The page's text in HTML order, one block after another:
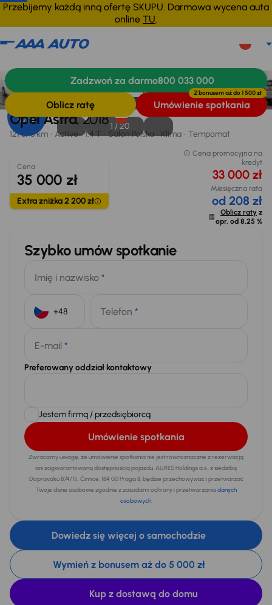
Przebijemy każdą inną ofertę SKUPU. Darmowa wycena auta
online TU.
Extra zniżka 2 200 zł
8,25 %
1 /20
Opel Astra, 2018
121 878 km Active 1.4 T Salon Polska Klima Tempomat
Cena
35 000 zł
Extra zniżka 2 200 zł
Cena promocyjna na
kredyt
33 000 zł
Miesięczna rata
od 208 zł
Oblicz raty z
opr. od 8,25 %
Szybko umów spotkanie
Imię i nazwisko *
Telefon *
E-mail *
Preferowany oddział kontaktowy
Jestem firmą / przedsiębiorcą
Umówienie spotkania
Zwracamy uwagę, że umówienie spotkania nie jest równoznaczne z rezerwacją
ani zagwarantowaną dostępnością pojazdu. AURES Holdings a.s., z siedzibą
Dopraváků 874/15, Čimice, 184 00 Praga 8, będzie przechowywać i przetwarzać
Twoje dane osobowe zgodnie z zasadami ochrony i przetwarzaniadanych
osobowych.
Dowiedz się więcej o samochodzie
Wymień z bonusem aż do 5 000 zł
Kup z dostawą do domu
WyposażenieZalety samochoduFinansowanie
Zadzwoń za darmo800 033 000
Oblicz ratę Umówienie spotkania
Z bonusem aż do1 500 zł